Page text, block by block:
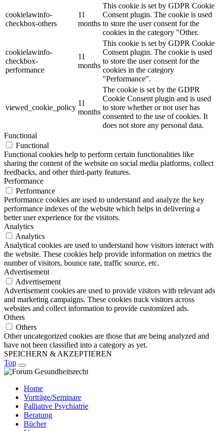
cookielawinfo-
checkbox-others
11
months
This cookie is set by GDPR Cookie
Consent plugin. The cookie is used
to store the user consent for the
cookies in the category "Other.
cookielawinfo-
checkbox-
performance
11
months
This cookie is set by GDPR Cookie
Consent plugin. The cookie is used
to store the user consent for the
cookies in the category
"Performance".
viewed_cookie_policy
11
months
The cookie is set by the GDPR
Cookie Consent plugin and is used
to store whether or not user has
consented to the use of cookies. It
does not store any personal data.
Functional
Functional
Functional cookies help to perform certain functionalities like
sharing the content of the website on social media platforms, collect
feedbacks, and other third-party features.
Performance
Performance
Performance cookies are used to understand and analyze the key
performance indexes of the website which helps in delivering a
better user experience for the visitors.
Analytics
Analytics
Analytical cookies are used to understand how visitors interact with
the website. These cookies help provide information on metrics the
number of visitors, bounce rate, traffic source, etc.
Advertisement
Advertisement
Advertisement cookies are used to provide visitors with relevant ads
and marketing campaigns. These cookies track visitors across
websites and collect information to provide customized ads.
Others
Others
Other uncategorized cookies are those that are being analyzed and
have not been classified into a category as yet.
SPEICHERN & AKZEPTIEREN
Top
Home
Vorträge/Seminare
Palliative Psychiatrie
Beratung
Bücher